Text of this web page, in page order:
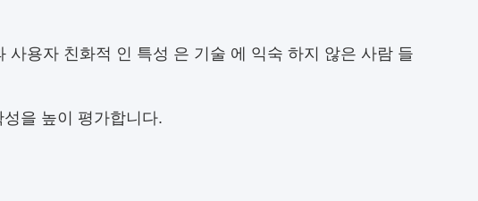
사용자 친화적 인 특성 은 기술 에 익숙 하지 않은 사람 들
을 높이 평가합니다.